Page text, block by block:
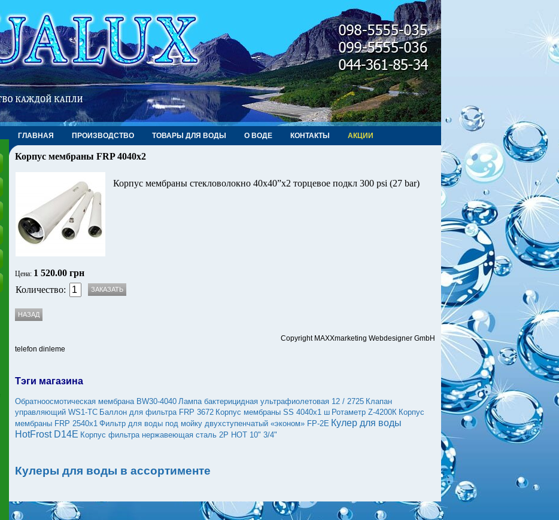
ГЛАВНАЯ ПРОИЗВОДСТВО ТОВАРЫ ДЛЯ ВОДЫ О ВОДЕ КОНТАКТЫ АКЦИИ
Корпус мембраны FRP 4040х2
Корпус мембраны стекловолокно 40х40”х2 торцевое подкл 300 psi (27 bar)
Цена: 1 520.00 грн
Количество:
Copyright MAXXmarketing Webdesigner GmbH
telefon dinleme
Тэги магазина
Обратноосмотическая мембрана BW30-4040 Лампа бактерицидная ультрафиолетовая 12 / 2725 Клапан
управляющий WS1-TC Баллон для фильтра FRP 3672 Корпус мембраны SS 4040х1 ш Ротаметр Z-4200К Корпус
мембраны FRP 2540х1 Фильтр для воды под мойку двухступенчатый «эконом» FP-2E Кулер для воды
HotFrost D14E Корпус фильтра нержавеющая сталь 2Р HOT 10" 3/4"
Кулеры для воды в ассортименте